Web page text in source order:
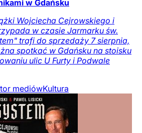
w Gdańsku
Wojciecha Cejrowskiego i
w czasie Jarmarku św.
trafi do sprzedaży 7 sierpnia,
spotkać w Gdańsku na stoisku
ulic U Furty i Podwale
mediówKultura